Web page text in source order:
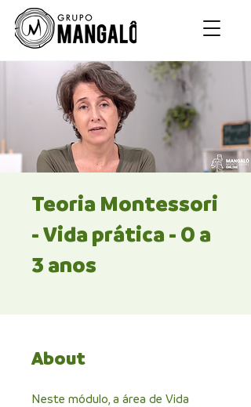
Teoria Montessori
- Vida prática - 0 a
3 anos
About
Neste módulo, a área de Vida